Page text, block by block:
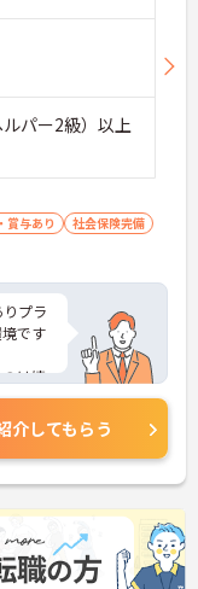
パー2級）以上
賞与あり
社会保険完備
プラ
です
は嬉
らに
ださ
介してもらう